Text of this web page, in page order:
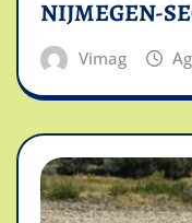
NIJMEGEN-
Vimag